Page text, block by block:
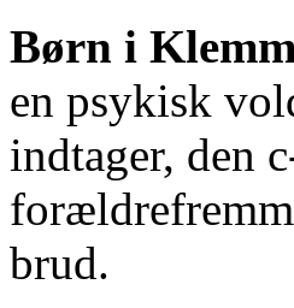
Børn i
en psykisk
indtager, den
brud.